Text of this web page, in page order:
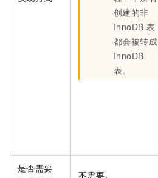
创建的非
InnoDB 表
都会被转成
InnoDB
表。
是否需要
不需要。